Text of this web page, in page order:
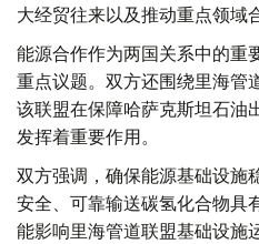
大经贸往来以及推动重点领域
能源合作作为两国关系中的重
重点议题。双方还围绕里海管
该联盟在保障哈萨克斯坦石油
发挥着重要作用。
双方强调，确保能源基础设施
安全、可靠输送碳氢化合物具
能影响里海管道联盟基础设施